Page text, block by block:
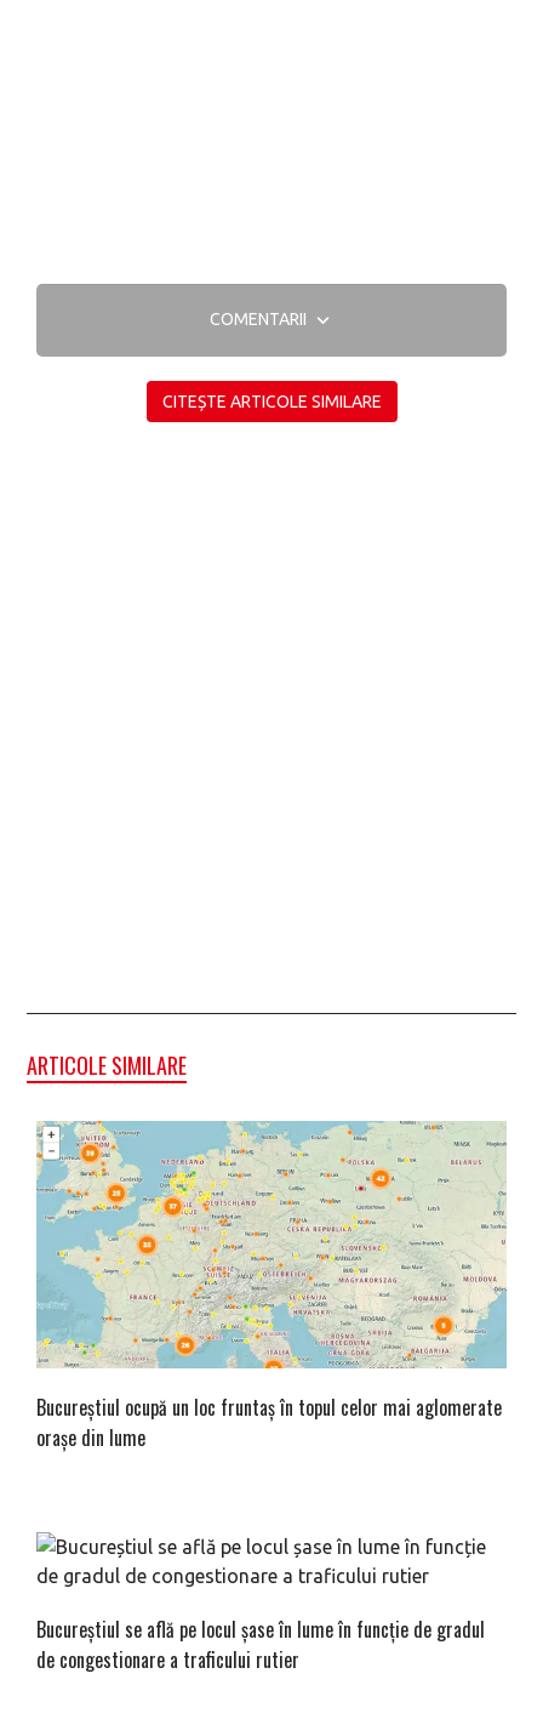
COMENTARII
CITEȘTE ARTICOLE SIMILARE
ARTICOLE SIMILARE
Bucureștiul ocupă un loc fruntaș în topul celor mai aglomerate
orașe din lume
Bucureștiul se află pe locul șase în lume în funcție de gradul
de congestionare a traficului rutier